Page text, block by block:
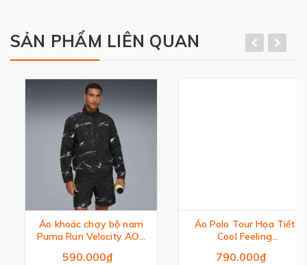
SẢN PHẨM LIÊN QUAN
Áo khoác chạy bộ nam
Puma Run Velocity AOP
590.000₫
Áo Polo Tour Họa Tiết
Cool Feeling
790.000₫